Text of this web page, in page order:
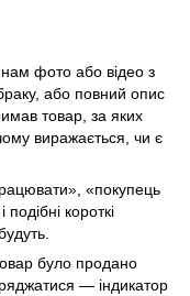
фото або відео з
або повний опис
товар, за яких
виражається, чи є
«покупець
короткі
було продано
— індикатор